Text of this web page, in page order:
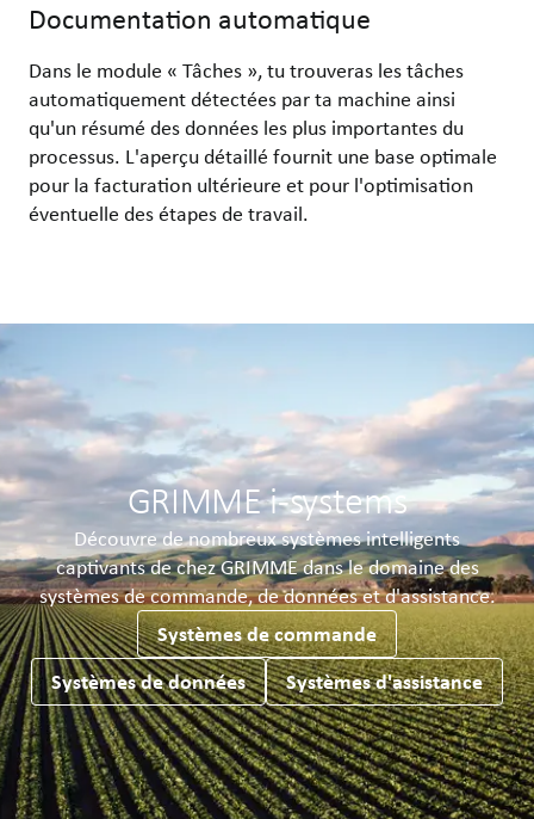
Documentation automatique
Dans le module « Tâches », tu trouveras les tâches
automatiquement détectées par ta machine ainsi
qu'un résumé des données les plus importantes du
processus. L'aperçu détaillé fournit une base optimale
pour la facturation ultérieure et pour l'optimisation
éventuelle des étapes de travail.
GRIMME i-systems
Découvre de nombreux systèmes intelligents
captivants de chez GRIMME dans le domaine des
systèmes de commande, de données et d'assistance.
Systèmes de commande
Systèmes de données
Systèmes d'assistance